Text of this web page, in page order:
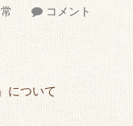
コメント
について